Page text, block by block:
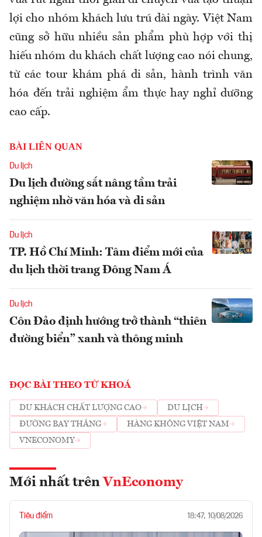
lợi cho nhóm khách lưu trú dài ngày. Việt Nam
cũng sở hữu nhiều sản phẩm phù hợp với thị
hiếu nhóm du khách chất lượng cao nói chung,
từ các tour khám phá di sản, hành trình văn
hóa đến trải nghiệm ẩm thực hay nghỉ dưỡng
cao cấp.
BÀI LIÊN QUAN
Du lịch
Du lịch đường sắt nâng tầm trải
nghiệm nhờ văn hóa và di sản
Du lịch
TP. Hồ Chí Minh: Tâm điểm mới của
du lịch thời trang Đông Nam Á
Du lịch
Côn Đảo định hướng trở thành “thiên
đường biển” xanh và thông minh
ĐỌC BÀI THEO TỪ KHOÁ
DU KHÁCH CHẤT LƯỢNG CAO
DU LỊCH
ĐƯỜNG BAY THẲNG
HÀNG KHÔNG VIỆT NAM
VNECONOMY
Mới nhất trên VnEconomy
Tiêu điểm 18:47, 10/08/2026